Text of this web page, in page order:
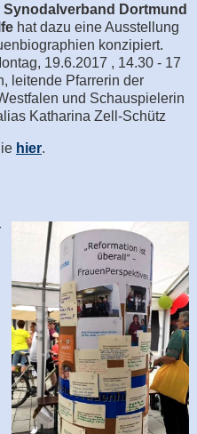
Synodalverband Dortmund
hat dazu eine Ausstellung
konzipiert.
19.6.2017 , 14.30 - 17
leitende Pfarrerin der
und Schauspielerin
Katharina Zell-Schütz
hier.